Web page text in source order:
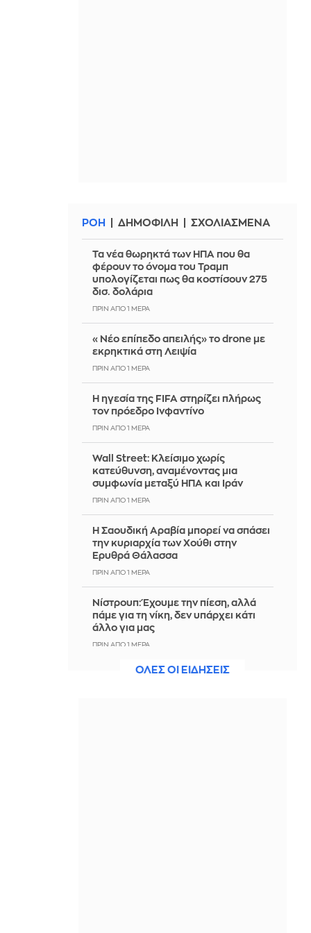
ΡΟΗ ΔΗΜΟΦΙΛΗ ΣΧΟΛΙΑΣΜΕΝΑ
Τα νέα θωρηκτά των ΗΠΑ που θα
φέρουν το όνομα του Τραμπ
υπολογίζεται πως θα κοστίσουν 275
δισ. δολάρια
ΠΡΙΝ ΑΠΌ 1 ΜΈΡΑ
«Νέο επίπεδο απειλής» το drone με
εκρηκτικά στη Λειψία
ΠΡΙΝ ΑΠΌ 1 ΜΈΡΑ
Η ηγεσία της FIFA στηρίζει πλήρως
τον πρόεδρο Ινφαντίνο
ΠΡΙΝ ΑΠΌ 1 ΜΈΡΑ
Wall Street: Κλείσιμο χωρίς
κατεύθυνση, αναμένοντας μια
συμφωνία μεταξύ ΗΠΑ και Ιράν
ΠΡΙΝ ΑΠΌ 1 ΜΈΡΑ
Η Σαουδική Αραβία μπορεί να σπάσει
την κυριαρχία των Χούθι στην
Ερυθρά Θάλασσα
ΠΡΙΝ ΑΠΌ 1 ΜΈΡΑ
Νίστρουπ: Έχουμε την πίεση, αλλά
πάμε για τη νίκη, δεν υπάρχει κάτι
άλλο για μας
ΠΡΙΝ ΑΠΌ 1 ΜΈΡΑ
Άννα Πρέλεβιτς: Το τρυφερό
ΟΛΕΣ ΟΙ ΕΙΔΗΣΕΙΣ